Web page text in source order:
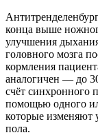
конца выше
улучшения
головного мозга
кормления
аналогичен — до
счёт синхронного
помощью одного
которые изменяют
пола.